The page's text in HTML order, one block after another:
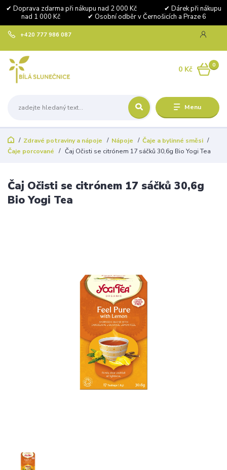
✔ Doprava zdarma při nákupu nad 2 000 Kč ✔ Dárek při nákupu
nad 1 000 Kč ✔ Osobní odběr v Černošicích a Praze 6
Menu
+420 777 986 087
0
0 Kč
Zdravé potraviny a nápoje Nápoje
Čaje a bylinné směsi
Čaje porcované
Čaj Očisti se citrónem 17 sáčků 30,6g Bio Yogi Tea
Čaj Očisti se citrónem 17 sáčků 30,6g
Bio Yogi Tea